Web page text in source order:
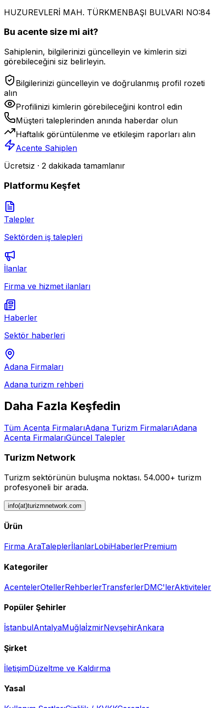
HUZUREVLERİ MAH. TÜRKMENBAŞI BULVARI NO:84
Bu acente size mi ait?
Sahiplenin, bilgilerinizi güncelleyin ve kimlerin sizi
görebileceğini siz belirleyin.
Bilgilerinizi güncelleyin ve doğrulanmış profil rozeti
alın
Profilinizi kimlerin görebileceğini kontrol edin
Müşteri taleplerinden anında haberdar olun
Haftalık görüntülenme ve etkileşim raporları alın
Acente Sahiplen
Ücretsiz · 2 dakikada tamamlanır
Platformu Keşfet
Talepler
Sektörden iş talepleri
İlanlar
Firma ve hizmet ilanları
Haberler
Sektör haberleri
Adana Firmaları
Adana turizm rehberi
Daha Fazla Keşfedin
Tüm Acenta FirmalarıAdana Turizm FirmalarıAdana
Acenta FirmalarıGüncel Talepler
Turizm Network
Turizm sektörünün buluşma noktası. 54.000+ turizm
profesyoneli bir arada.
info(at)turizmnetwork.com
Ürün
Firma AraTaleplerİlanlarLobiHaberlerPremium
Kategoriler
AcentelerOtellerRehberlerTransferlerDMC'lerAktiviteler
Popüler Şehirler
İstanbulAntalyaMuğlaİzmirNevşehirAnkara
Şirket
İletişimDüzeltme ve Kaldırma
Yasal